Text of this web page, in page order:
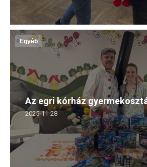
Egyéb
Az egri kórház
2025-11-28